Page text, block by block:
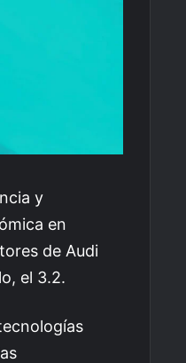
y
en
de Audi
el 3.2.